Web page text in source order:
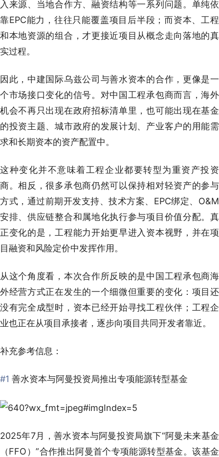
入来源、当地合作方、融资结构等一系列问题。单纯依
靠EPC能力，往往只能覆盖项目后半段；而资本、工程
和本地资源的组合，才更接近项目从概念走向落地的真
实过程。
因此，中建国际乌兹公司与善水资本的合作，更像是一
个市场接口变化的信号。对中国工程承包商而言，海外
机会不再只出现在政府招标清单里，也可能出现在基金
的投资主题、城市政府的发展计划、产业客户的用能需
求和长期资本的资产配置中。
这种变化并不意味着工程企业都要转型为重资产投资
商。相反，很多承包商仍然可以保持相对轻资产的参与
方式，通过前期开发支持、技术方案、EPC绑定、O&M
安排、供应链整合和属地化执行参与项目价值分配。真
正变化的是，工程能力开始更早进入资本视野，并在项
目融资和风险定价中发挥作用。
从这个角度看，本次合作所反映的是中国工程承包商海
外经营方式正在发生的一个细微但重要的变化：项目还
没有完全成型时，资本已经开始寻找工程伙伴；工程企
业也正在从项目承接者，逐步向项目共同开发者靠近。
补充参考信息：
#1 善水资本与阿曼投资局推出专项能源转型基金
2025年7月，善水资本与阿曼投资局旗下“阿曼未来基金
（FFO）”合作推出阿曼首个专项能源转型基金。该基金